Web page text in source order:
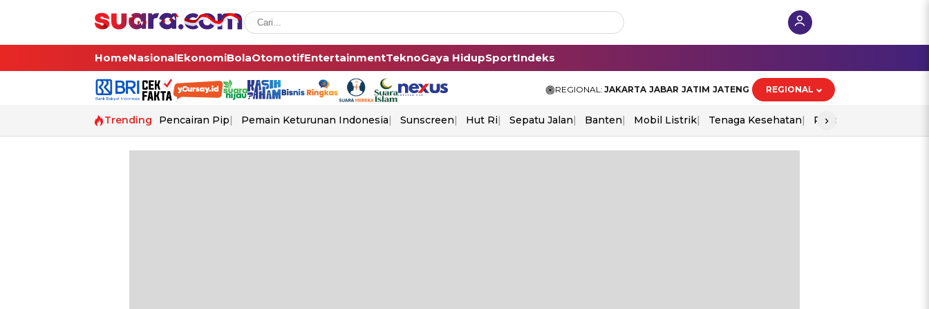
HomeNasionalEkonomiBolaOtomotifEntertainmentTeknoGaya HidupSportIndeks
REGIONAL: JAKARTA JABAR JATIM JATENG REGIONAL
Trending Pencairan Pip Pemain Keturunan Indonesia Sunscreen Hut Ri Sepatu Jalan Banten Mobil Listrik Tenaga Kesehatan Piala Aff 2026
›